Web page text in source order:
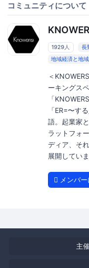
コミュニティについて
1929人 長
地域経済と地
＜
ーキングス
「
「ER=〜す
語。起業家
ラットフォ
ディア、そ
展開していま
メンバ
主